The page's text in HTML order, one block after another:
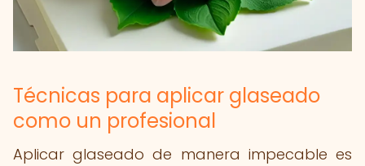
Técnicas para aplicar glaseado
como un profesional
Aplicar glaseado de manera impecable es